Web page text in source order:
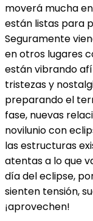
moverá mucha
están listas para
Seguramente
en otros lugares
están vibrando
tristezas y
preparando el
fase, nuevas
novilunio con
las estructuras
atentas a lo que
día del eclipse,
sienten tensión,
¡aprovechen!